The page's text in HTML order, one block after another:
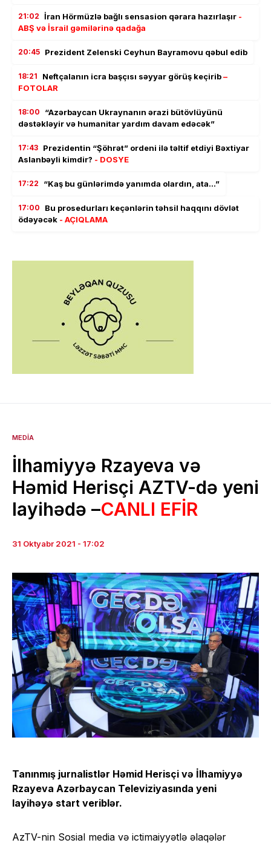
21:02 İran Hörmüzlə bağlı sensasion qərara hazırlaşır -
ABŞ və İsrail gəmilərinə qadağa
20:45 Prezident Zelenski Ceyhun Bayramovu qəbul edib
18:21 Neftçalanın icra başçısı səyyar görüş keçirib–
FOTOLAR
18:00
“Azərbaycan Ukraynanın ərazi bütövlüyünü
dəstəkləyir və humanitar yardım davam edəcək”
17:43 Prezidentin “Şöhrət” ordeni ilə təltif etdiyi Bəxtiyar
Aslanbəyli kimdir? - DOSYE
17:22 “Kaş bu günlərimdə yanımda olardın, ata…”
17:00
Bu prosedurları keçənlərin təhsil haqqını dövlət
ödəyəcək - AÇIQLAMA
MEDIA
İlhamiyyə Rzayeva və
Həmid Herisçi AZTV-də yeni
layihədə –CANLI EFİR
31 Oktyabr 2021 - 17:02
Tanınmış jurnalistlər Həmid Herisçi və İlhamiyyə
Rzayeva Azərbaycan Televiziyasında yeni
layihəyə start veriblər.
AzTV-nin Sosial media və ictimaiyyətlə əlaqələr